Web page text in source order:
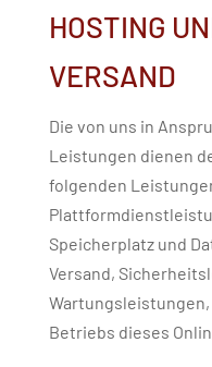
HOSTING
VERSAND
Die von uns in
Leistungen dienen
folgenden
Speicherplatz und
Versand,
Wartungsleistungen,
Betriebs dieses